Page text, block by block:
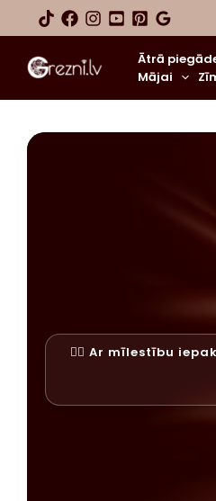
Ātrā
Mājai
✓⃝ Ar mīlestību